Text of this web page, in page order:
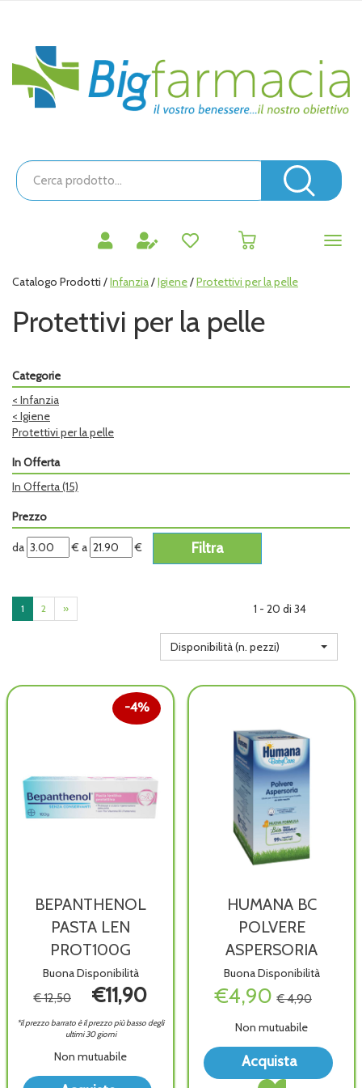
principaleBigfarmacia
Cerca
Prodotto
Catalogo Prodotti /Infanzia/Igiene/Protettivi per la pelle
Protettivi per la pelle
Categorie
< Infanzia
< Igiene
Protettivi per la pelle
In Offerta
In Offerta(15)
Prezzo
filtra
da
da €
filtra
a
a €
1 2 » 1 - 20 di 34
Disponibilità (n. pezzi)
BEPANTHENOL
PASTA LEN
PROT100G
Buona Disponibilità
4%
€ 12,50 €11,90
*il prezzo barrato è il prezzo più basso degli
ultimi 30 giorni
Non mutuabile
Acquista BEPANTHENOL
HUMANA BC
POLVERE
ASPERSORIA
Buona Disponibilità
€4,90 € 4,90
Non mutuabile
Acquista
Acquista HUMANA